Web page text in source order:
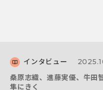
インタビュー
桑原志織、進藤実優、牛田
隼にきく